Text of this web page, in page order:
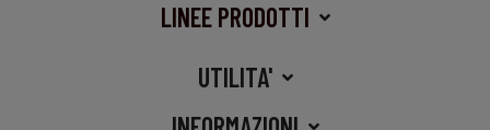
LINEE PRODOTTI
UTILITA'